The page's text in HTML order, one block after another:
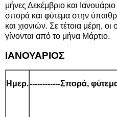
μήνες Δεκέμβριο και Ιανουάριο
σπορά και φύτεμα στην
και χιονιών. Σε τέτοια μέρη, οι
γίνονται από το μήνα Μάρτιο.
ΙΑΝΟΥΑΡΙΟΣ
Ημερ.------------Σπορά,